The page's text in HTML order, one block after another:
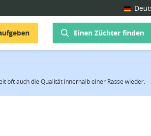
Einen Züchter finden
oft auch die Qualität innerhalb einer Rasse wieder.